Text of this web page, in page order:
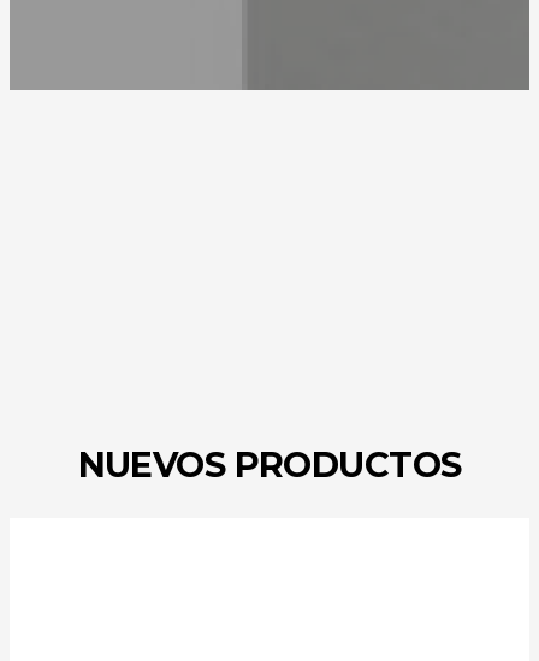
NUEVOS PRODUCTOS